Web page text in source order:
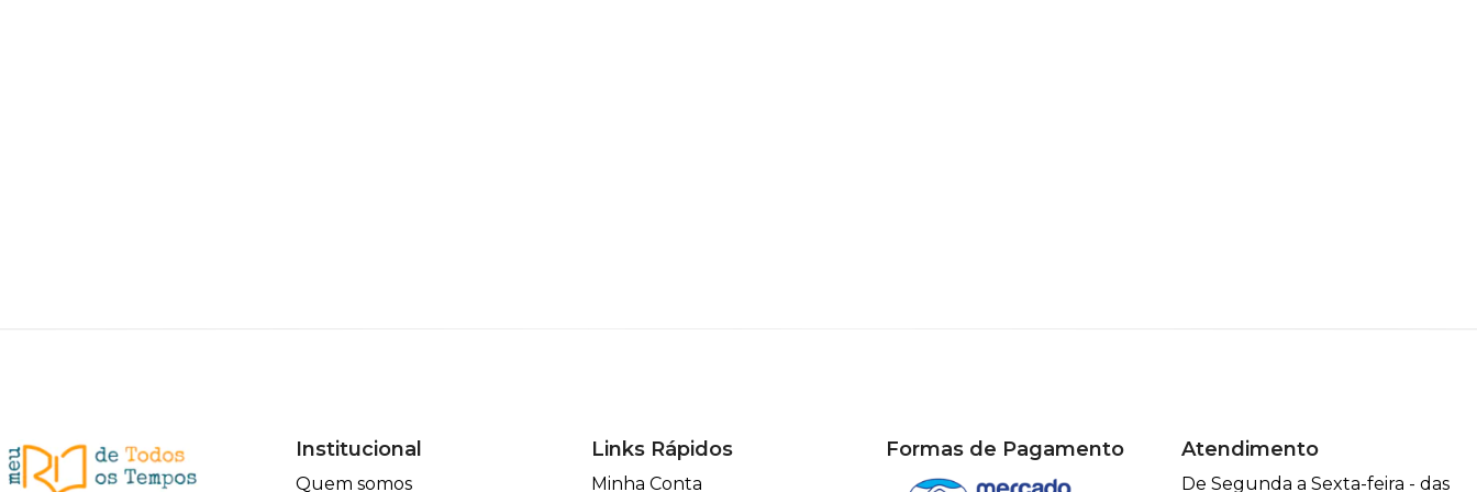
Institucional
Quem somos
Links Rápidos
Minha Conta
Formas de Pagamento Atendimento
De Segunda a Sexta-feira - das